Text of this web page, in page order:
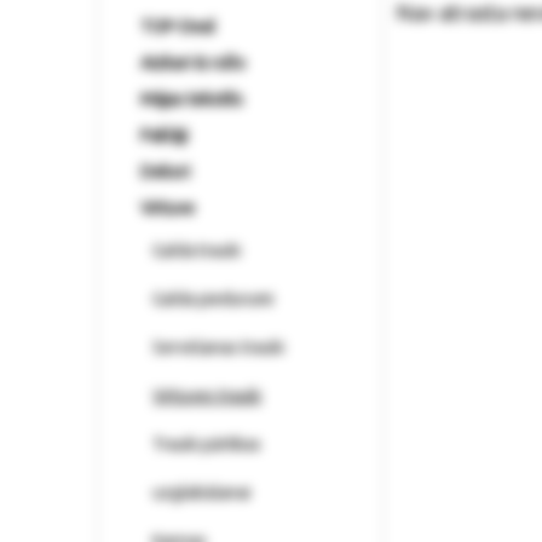
TOP-Deal
Aizkari & rullo
Mājas tekstils
Paklāji
Dekori
Virtuve
Galda trauki
Galda piedurumi
Servēšanas trauki
Virtuves trauki
Trauki pārtikas
uzglabāšanai
Nav atrasta